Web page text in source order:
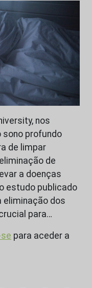
nos
sono profundo
de limpar
de
a doenças
estudo publicado
eliminação dos
para…
para aceder a